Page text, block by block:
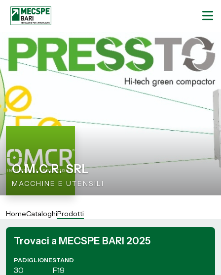
O.M.C.R. SRL
MACCHINE E UTENSILI
HomeCataloghiProdotti
Trovaci a MECSPE BARI 2025
PADIGLIONE
30
STAND
F19